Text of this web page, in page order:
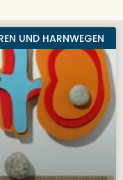
UND HARNWEGEN